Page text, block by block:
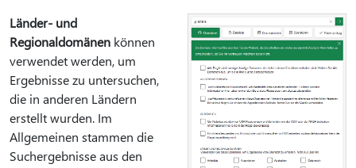
Länder- und
Regionaldomänen können
verwendet werden, um
Ergebnisse zu untersuchen,
die in anderen Ländern
erstellt wurden. Im
Allgemeinen stammen die
Suchergebnisse aus den